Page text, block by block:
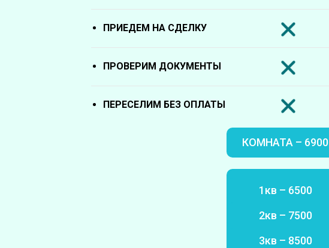
ПРИЕДЕМ НА СДЕЛКУ
ПРОВЕРИМ ДОКУМЕНТЫ
ПЕРЕСЕЛИМ БЕЗ ОПЛАТЫ
КОМНАТА – 6900
1кв – 6500
2кв – 7500
3кв – 8500